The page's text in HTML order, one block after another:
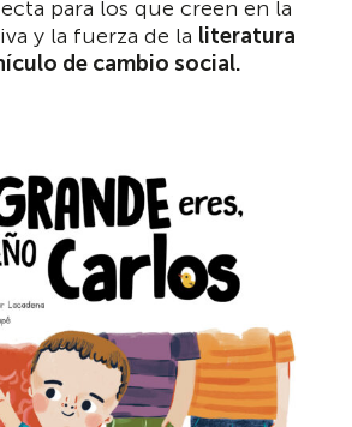
para los que creen en la
y la fuerza de la literatura
de cambio social.